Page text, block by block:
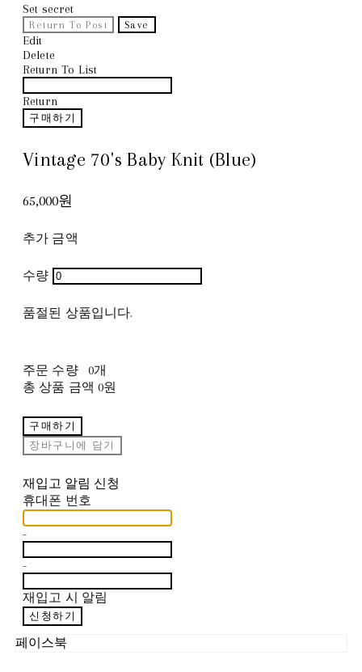
Set secret
Return To Post Save
Edit
Delete
Return To List
Return
구매하기
Vintage 70's Baby Knit (Blue)
65,000원
추가 금액
수량
품절된 상품입니다.
주문 수량
0개
총 상품 금액 0원
구매하기
장바구니에 담기
재입고 알림 신청
휴대폰 번호
-
-
재입고 시 알림
신청하기
페이스북